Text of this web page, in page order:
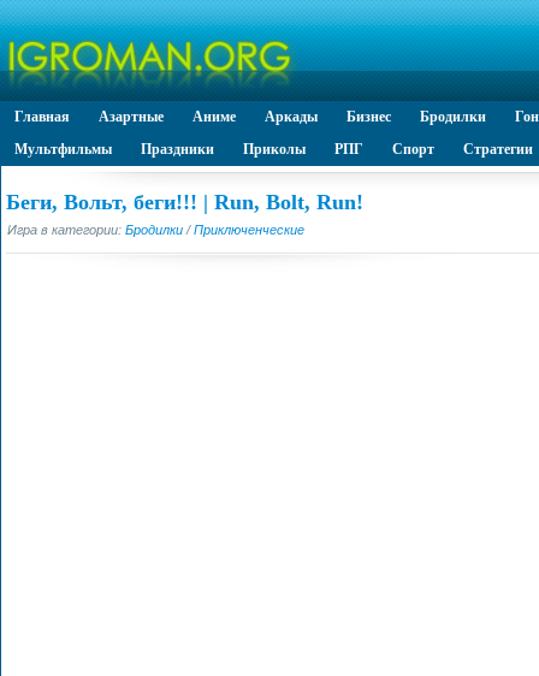
Главная Азартные Аниме Аркады Бизнес Бродилки
Мультфильмы
Праздники Приколы РПГ Спорт Стратегии
Беги, Вольт, беги!!! | Run, Bolt, Run!
Игра в категории: Бродилки /Приключенческие